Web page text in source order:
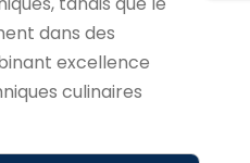
dans des
excellence
culinaires